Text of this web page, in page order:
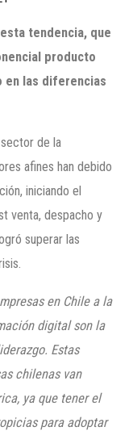
tendencia, que
producto
en las diferencias
de la
afines han debido
iniciando el
venta, despacho y
superar las
en Chile a la
digital son la
Estas
chilenas van
ya que tener el
para adoptar